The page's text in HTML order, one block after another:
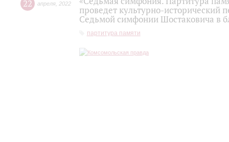
22 апреля 2022
проведет культурно-
Седьмой симфонии Шостаковича в
партитура памяти